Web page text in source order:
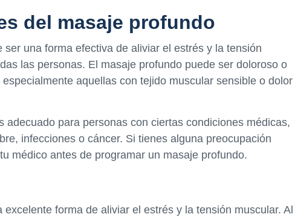
del masaje profundo
una forma efectiva de aliviar el estrés y la tensión
las personas. El masaje profundo puede ser doloroso o
aquellas con tejido muscular sensible o dolor
adecuado para personas con ciertas condiciones médicas,
infecciones o cáncer. Si tienes alguna preocupación
médico antes de programar un masaje profundo.
forma de aliviar el estrés y la tensión muscular. Al